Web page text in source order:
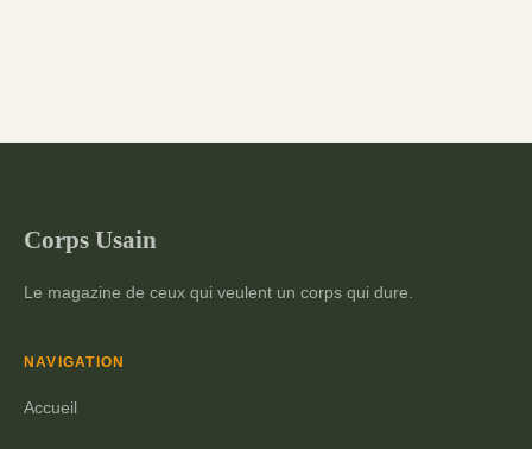
Corps Usain
Le magazine de ceux qui veulent un corps qui dure.
NAVIGATION
Accueil